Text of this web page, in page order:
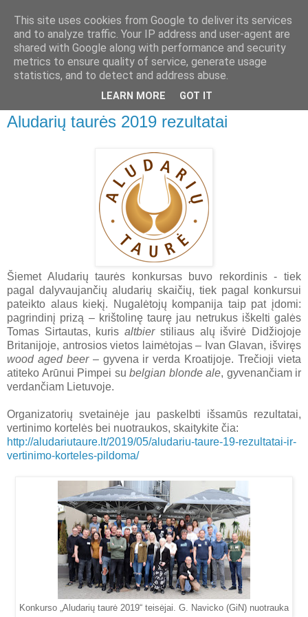
Apie alų
Namų aludario pastebėjimai apie naminį ir pramoninį alų,
alaus ir kombučios gamyba namuose
Aludarių taurės 2019 rezultatai
Šiemet Aludarių taurės konkursas buvo rekordinis - tiek
pagal dalyvaujančių aludarių skaičių, tiek pagal konkursui
pateikto alaus kiekį. Nugalėtojų kompanija taip pat įdomi:
pagrindinį prizą – krištolinę taurę jau netrukus iškelti galės
Tomas Sirtautas, kurisaltbierstiliaus alų išvirė Didžiojoje
Britanijoje, antrosios vietos laimėtojas – Ivan Glavan, išviręs
wood aged beer– gyvena ir verda Kroatijoje. Trečioji vieta
atiteko Arūnui Pimpei su belgian blonde ale, gyvenančiam ir
verdančiam Lietuvoje.
Organizatorių svetainėje jau paskelbti išsamūs rezultatai,
vertinimo kortelės bei nuotraukos, skaitykite čia:
http://aludariutaure.lt/2019/05/aludariu-taure-19-rezultatai-ir-
vertinimo-korteles-pildoma/
Konkurso „Aludarių taurė 2019“ teisėjai. G. Navicko (GiN) nuotrauka
This site uses cookies from Google to deliver its services
and to analyze traffic. Your IP address and user-agent are
shared with Google along with performance and security
metrics to ensure quality of service, generate usage
statistics, and to detect and address abuse.
LEARN MORE GOT IT